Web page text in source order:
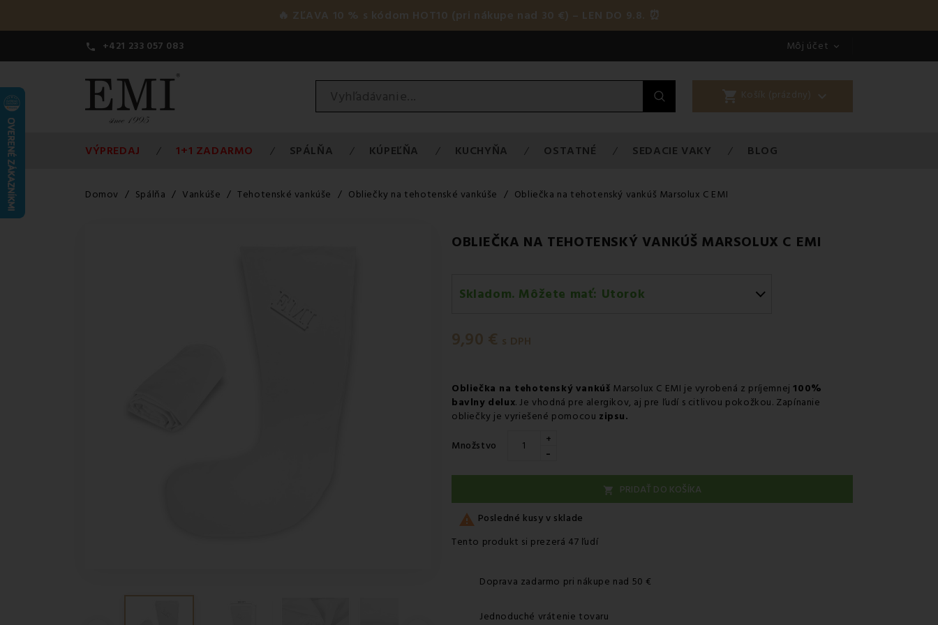
🔥 ZĽAVA 10 % s kódom HOT10 (pri nákupe nad 30 €) – LEN DO 9.8. ⏰
 +421 233 057 083 Môj účet 
shopping_cart Košík (prázdny) 
VÝPREDAJ 1+1 ZADARMO SPÁLŇA KÚPEĽŇA KUCHYŇA OSTATNÉ SEDACIE VAKY BLOG
Domov Spálňa Vankúše Tehotenské vankúše Obliečky na tehotenské vankúše Obliečka na tehotenský vankúš Marsolux C EMI
OBLIEČKA NA TEHOTENSKÝ VANKÚŠ MARSOLUX C EMI
Skladom. Môžete mať: Utorok
Utorok 11.08
Utorok 11.08 -Osobný odber v odbernom mieste GLS
Streda 12.08 -Packeta doručenie kuriérom na adresu
9,90 € s DPH
Obliečka na tehotenský vankúš Marsolux C EMI je vyrobená z príjemnej100%
bavlny delux. Je vhodná pre alergikov, aj pre ľudí s citlivou pokožkou. Zapínanie
obliečky je vyriešené pomocou zipsu.
Množstvo +
-
 PRIDAŤ DO KOŠÍKA
 Posledné kusy v sklade
Tento produkt si prezerá 47 ľudí
Doprava zadarmo pri nákupe nad 50 €
Jednoduché vrátenie tovaru